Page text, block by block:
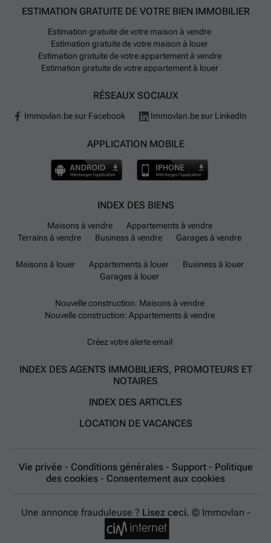
électriques. Si vous devez voyager en avion, Liège
ESTIMATION GRATUITE DE VOTRE BIEN IMMOBILIER
Estimation gratuite de votre maison à vendre
Estimation gratuite de votre maison à louer
Estimation gratuite de votre appartement à vendre
Estimation gratuite de votre appartement à louer
RÉSEAUX SOCIAUX
Immovlan.be sur Facebook Immovlan.be sur LinkedIn
APPLICATION MOBILE
INDEX DES BIENS
Maisons à vendre
Appartements à vendre
Terrains à vendre
Business à vendre Garages à vendre
Maisons à louer Appartements à louer
Business à louer
Garages à louer
Nouvelle construction: Maisons à vendre
Nouvelle construction: Appartements à vendre
Créez votre alerte email
INDEX DES AGENTS IMMOBILIERS, PROMOTEURS ET
NOTAIRES
INDEX DES ARTICLES
LOCATION DE VACANCES
Vie privée - Conditions générales - Support - Politique
des cookies - Consentement aux cookies
Une annonce frauduleuse ? Lisez ceci. © Immovlan -